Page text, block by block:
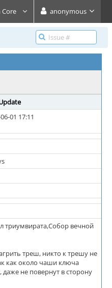
Core anonymous
01 17:11
триумвирата,Собор вечной
треш, никто к трешу не
как около чаши ключа
даже не повернут в сторону